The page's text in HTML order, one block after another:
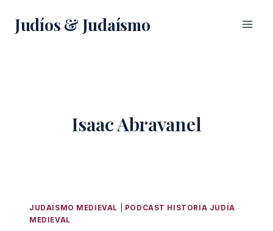
Judíos & Judaísmo
Isaac Abravanel
JUDAISMO MEDIEVAL
PODCAST HISTORIA JUDÍA
MEDIEVAL